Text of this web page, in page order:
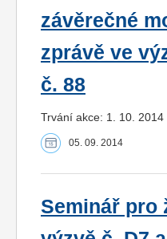
závěrečné
zprávě ve
č. 88
Trvání akce: 1. 10. 2014
05. 09. 2014
Seminář pro